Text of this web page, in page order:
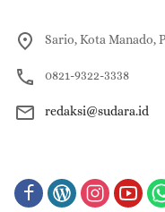
Sario, Kota Manado,
0821-9322-3338
redaksi@sudara.id